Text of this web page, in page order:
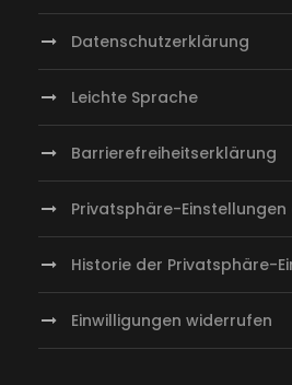
Datenschutzerklärung
Leichte Sprache
Barrierefreiheitserklärung
Privatsphäre-Einstellungen
Historie der Privatsphäre-
Einwilligungen widerrufen